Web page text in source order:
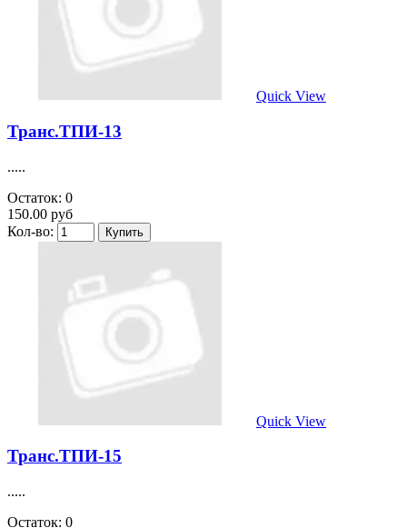
Quick View
Транс.ТПИ-13
.....
Остаток: 0
150.00 руб
Кол-во:
Quick View
Транс.ТПИ-15
.....
Остаток: 0